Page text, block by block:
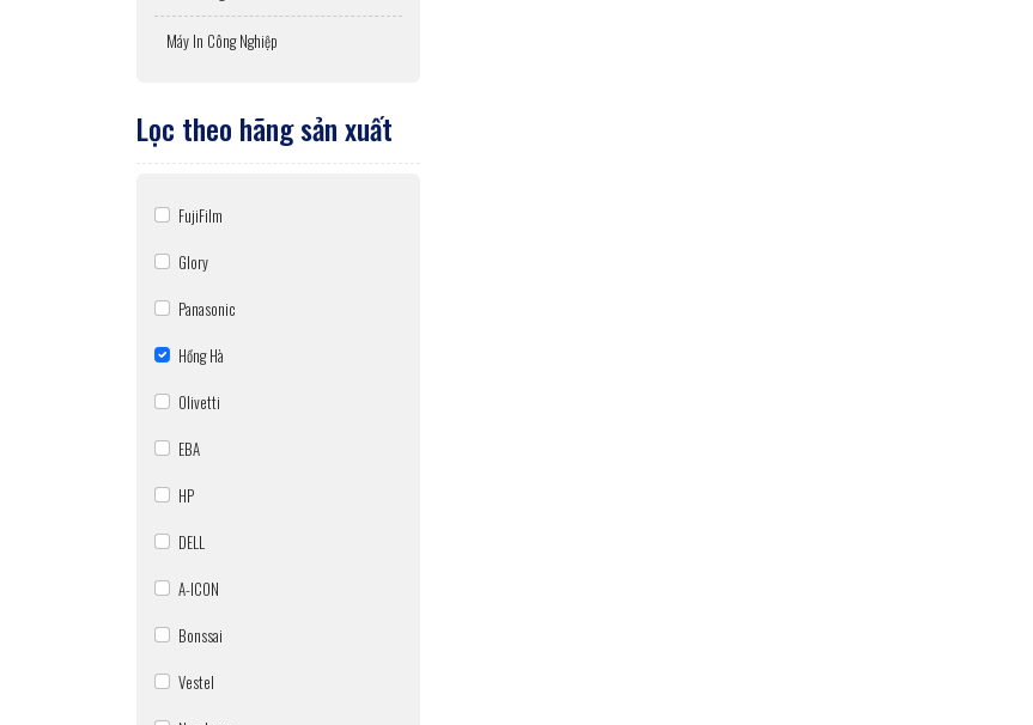
Máy In Công Nghiệp
Lọc theo hãng sản xuất
FujiFilm
Glory
Panasonic
Hồng Hà
Olivetti
EBA
HP
DELL
A-ICON
Bonssai
Vestel